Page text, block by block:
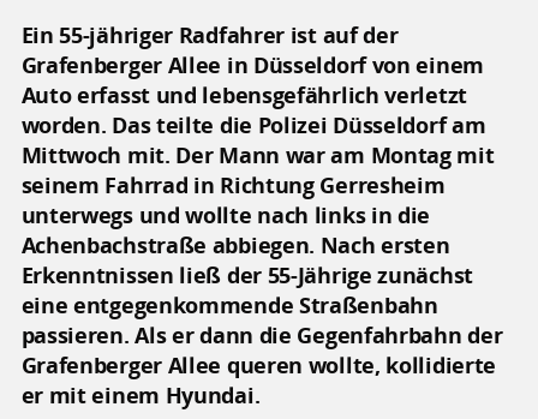
Ein 55-jähriger Radfahrer ist auf der
Grafenberger Allee in Düsseldorf von einem
Auto erfasst und lebensgefährlich verletzt
worden. Das teilte die Polizei Düsseldorf am
Mittwoch mit. Der Mann war am Montag mit
seinem Fahrrad in Richtung Gerresheim
unterwegs und wollte nach links in die
Achenbachstraße abbiegen. Nach ersten
Erkenntnissen ließ der 55-Jährige zunächst
eine entgegenkommende Straßenbahn
passieren. Als er dann die Gegenfahrbahn der
Grafenberger Allee queren wollte, kollidierte
er mit einem Hyundai.